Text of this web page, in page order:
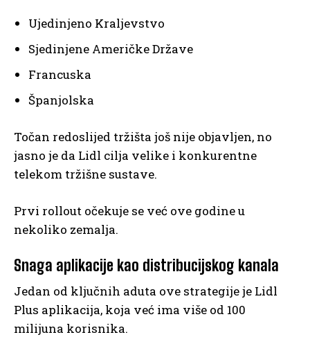
Ujedinjeno Kraljevstvo
Sjedinjene Američke Države
Francuska
Španjolska
Točan redoslijed tržišta još nije objavljen, no
jasno je da Lidl cilja velike i konkurentne
telekom tržišne sustave.
Prvi rollout očekuje se već ove godine u
nekoliko zemalja.
Snaga aplikacije kao distribucijskog kanala
Jedan od ključnih aduta ove strategije je Lidl
Plus aplikacija, koja već ima više od 100
milijuna korisnika.